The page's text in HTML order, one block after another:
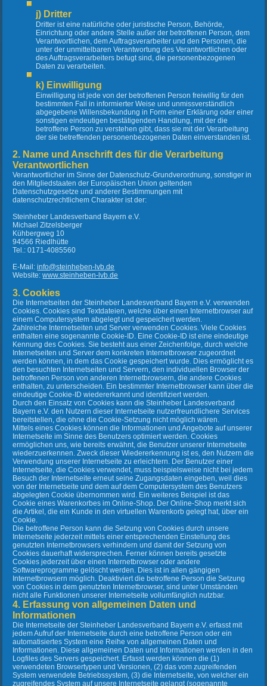
j) Dritter
Dritter ist eine natürliche oder juristische Person, Behörde,
Einrichtung oder andere Stelle außer der betroffenen Person, dem
Verantwortlichen, dem Auftragsverarbeiter und den Personen, die
unter der unmittelbaren Verantwortung des Verantwortlichen oder
des Auftragsverarbeiters befugt sind, die personenbezogenen
Daten zu verarbeiten.
k) Einwilligung
Einwilligung ist jede von der betroffenen Person freiwillig für den
bestimmten Fall in informierter Weise und unmissverständlich
abgegebene Willensbekundung in Form einer Erklärung oder einer
sonstigen eindeutigen bestätigenden Handlung, mit der die
betroffene Person zu verstehen gibt, dass sie mit der Verarbeitung
der sie betreffenden personenbezogenen Daten einverstanden ist.
2. Name und Anschrift des für die Verarbeitung
Verantwortlichen
Verantwortlicher im Sinne der Datenschutz-Grundverordnung, sonstiger in
den Mitgliedstaaten der Europäischen Union geltenden
Datenschutzgesetze und anderer Bestimmungen mit
datenschutzrechtlichem Charakter ist der:
Steinheber Landesverband Bayern e.V.
Michael Zitzelsberger
Kühbergweg 10
94566 Riedlhütte
Tel.: 0171-4085560
E-Mail:info@steinheben-lvb.de
Website:www.steinheben-lvb.de
3. Cookies
Die Internetseiten der Steinheber Landesverband Bayern e.V. verwenden
Cookies. Cookies sind Textdateien, welche über einen Internetbrowser auf
einem Computersystem abgelegt und gespeichert werden.
Zahlreiche Internetseiten und Server verwenden Cookies. Viele Cookies
enthalten eine sogenannte Cookie-ID. Eine Cookie-ID ist eine eindeutige
Kennung des Cookies. Sie besteht aus einer Zeichenfolge, durch welche
Internetseiten und Server dem konkreten Internetbrowser zugeordnet
werden können, in dem das Cookie gespeichert wurde. Dies ermöglicht es
den besuchten Internetseiten und Servern, den individuellen Browser der
betroffenen Person von anderen Internetbrowsern, die andere Cookies
enthalten, zu unterscheiden. Ein bestimmter Internetbrowser kann über die
eindeutige Cookie-ID wiedererkannt und identifiziert werden.
Durch den Einsatz von Cookies kann die Steinheber Landesverband
Bayern e.V. den Nutzern dieser Internetseite nutzerfreundlichere Services
bereitstellen, die ohne die Cookie-Setzung nicht möglich wären.
Mittels eines Cookies können die Informationen und Angebote auf unserer
Internetseite im Sinne des Benutzers optimiert werden. Cookies
ermöglichen uns, wie bereits erwähnt, die Benutzer unserer Internetseite
wiederzuerkennen. Zweck dieser Wiedererkennung ist es, den Nutzern die
Verwendung unserer Internetseite zu erleichtern. Der Benutzer einer
Internetseite, die Cookies verwendet, muss beispielsweise nicht bei jedem
Besuch der Internetseite erneut seine Zugangsdaten eingeben, weil dies
von der Internetseite und dem auf dem Computersystem des Benutzers
abgelegten Cookie übernommen wird. Ein weiteres Beispiel ist das
Cookie eines Warenkorbes im Online-Shop. Der Online-Shop merkt sich
die Artikel, die ein Kunde in den virtuellen Warenkorb gelegt hat, über ein
Cookie.
Die betroffene Person kann die Setzung von Cookies durch unsere
Internetseite jederzeit mittels einer entsprechenden Einstellung des
genutzten Internetbrowsers verhindern und damit der Setzung von
Cookies dauerhaft widersprechen. Ferner können bereits gesetzte
Cookies jederzeit über einen Internetbrowser oder andere
Softwareprogramme gelöscht werden. Dies ist in allen gängigen
Internetbrowsern möglich. Deaktiviert die betroffene Person die Setzung
von Cookies in dem genutzten Internetbrowser, sind unter Umständen
nicht alle Funktionen unserer Internetseite vollumfänglich nutzbar.
4. Erfassung von allgemeinen Daten und
Informationen
Die Internetseite der Steinheber Landesverband Bayern e.V. erfasst mit
jedem Aufruf der Internetseite durch eine betroffene Person oder ein
automatisiertes System eine Reihe von allgemeinen Daten und
Informationen. Diese allgemeinen Daten und Informationen werden in den
Logfiles des Servers gespeichert. Erfasst werden können die (1)
verwendeten Browsertypen und Versionen, (2) das vom zugreifenden
System verwendete Betriebssystem, (3) die Internetseite, von welcher ein
zugreifendes System auf unsere Internetseite gelangt (sogenannte